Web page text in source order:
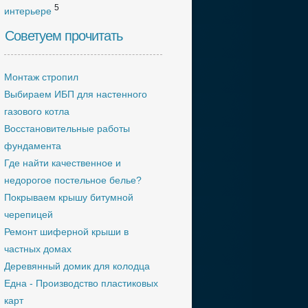
интерьере 5
Советуем прочитать
Монтаж стропил
Выбираем ИБП для настенного
газового котла
Восстановительные работы
фундамента
Где найти качественное и
недорогое постельное белье?
Покрываем крышу битумной
черепицей
Ремонт шиферной крыши в
частных домах
Деревянный домик для колодца
Една - Производство пластиковых
карт